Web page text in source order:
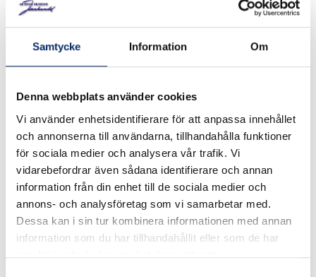
Samtycke Information Om
Denna webbplats använder cookies
Vi använder enhetsidentifierare för att anpassa innehållet
och annonserna till användarna, tillhandahålla funktioner
för sociala medier och analysera vår trafik. Vi
vidarebefordrar även sådana identifierare och annan
information från din enhet till de sociala medier och
annons- och analysföretag som vi samarbetar med.
Dessa kan i sin tur kombinera informationen med annan
information som du har tillhandahållit eller som de har
samlat in när du har använt deras tjänster.
VäljYtbehandling
Välj Ytbehandling
remove add Lägg i varukorg
Produktinformation